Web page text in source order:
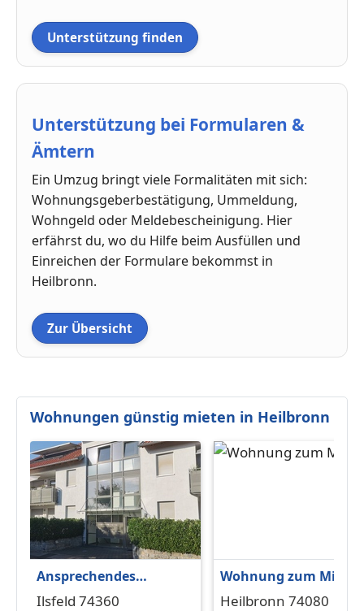
Unterstützung finden
Unterstützung bei Formularen &
Ämtern
Ein Umzug bringt viele Formalitäten mit sich:
Wohnungsgeberbestätigung, Ummeldung,
Wohngeld oder Meldebescheinigung. Hier
erfährst du, wo du Hilfe beim Ausfüllen und
Einreichen der Formulare bekommst in
Heilbronn.
Zur Übersicht
Wohnungen günstig mieten in Heilbronn
Ansprechendes
Appartement in
Ilsfeld 74360
Wohnung zum Mieten
in Heilbronn 514 €
Heilbronn 74080